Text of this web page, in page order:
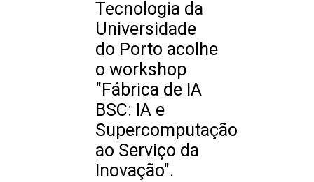
Tecnologia da
Universidade
do Porto acolhe
o workshop
"Fábrica de IA
BSC: IA e
Supercomputação
ao Serviço da
Inovação".